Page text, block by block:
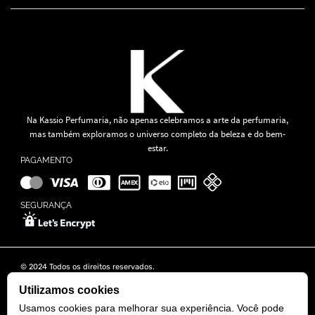
Na Kassio Perfumaria, não apenas celebramos a arte da perfumaria,
mas também exploramos o universo completo da beleza e do bem-
estar.
PAGAMENTO
SEGURANÇA
© 2024 Todos os direitos reservados.
Rua Tapajós n° 481- Edifício B&B Business - 7° Andar - Vila Brasília -
Utilizamos cookies
Usamos cookies para melhorar sua experiência. Você pode